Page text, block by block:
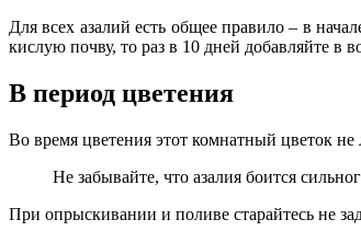
Для всех азалий есть общее правило – в
кислую почву, то раз в 10 дней добавляйте в
В период цветения
Во время цветения этот комнатный цветок
Не забывайте, что азалия боится
При опрыскивании и поливе старайтесь не